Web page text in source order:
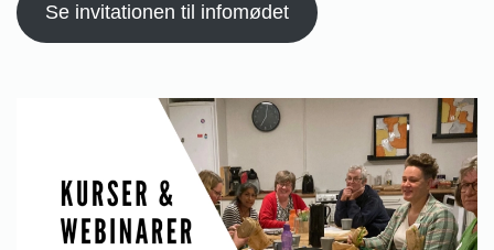
Se invitationen til infomødet